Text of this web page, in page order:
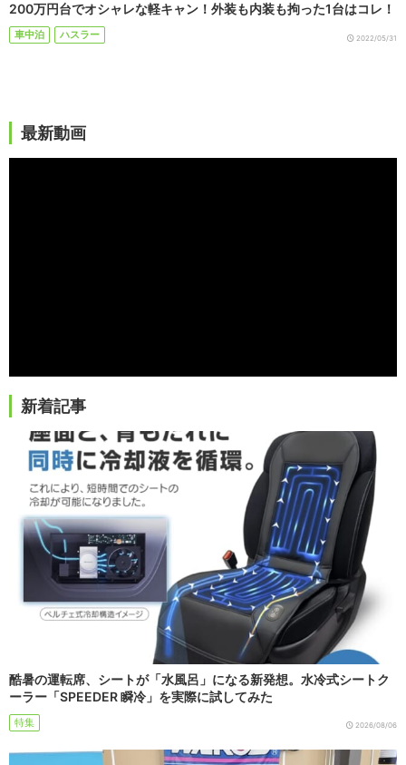
200万円台でオシャレな軽キャン！外装も内装も拘った1台はコレ！
車中泊 ハスラー 2022/05/31
最新動画
新着記事
酷暑の運転席、シートが「水風呂」になる新発想。水冷式シートク
ーラー「SPEEDER 瞬冷」を実際に試してみた
特集 2026/08/06